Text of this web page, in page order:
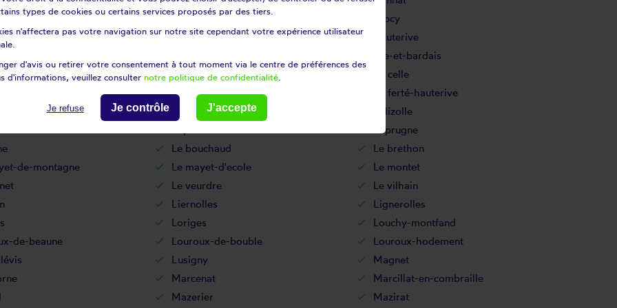
sur-engièvre Gennetines
Gipcy
Haut-Bocage
Hauterive
Isle-et-bardais
sur-besbre Jenzat
La celle
La chapelle-aux-chasses
La ferté-hauterive
marche Laféline
Lalizolle
Laprugne
Le bouchaud
Le brethon
de-montagne Le mayet-d'ecole
Le montet
Le veurdre
Le vilhain
Liernolles
Lignerolles
Loriges
Louchy-montfand
de-beaune Louroux-de-bouble
Louroux-hodement
Lusigny
Magnet
Marcenat
Marcillat-en-combraille
Mazerier
Mazirat
types de cookies ou certains services proposés par des tiers.
n'affectera pas votre navigation sur notre site cependant votre expérience utilisateur
d'avis ou retirer votre consentement à tout moment via le centre de préférences des
d'informations, veuillez consulter notre politique de confidentialité
Je refuse Je contrôle J'accepte